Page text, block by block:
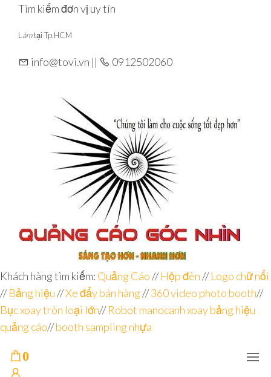
Skip
content
Tìm kiếm đơn vị uy tín
L àmtại Tp.HCM
info@tovi.vn || 0912502060
Đơn vị
chuyên
sâu – 8
năm
kinh
nghiệm
Góc
Nhìn
Agency –
nhà sản
xuất
POSM,
Quầy
Sampling,
Booth
trưng
Khách hàng tìm kiếm: Quảng Cáo//Hộp đèn//Logo chữ nổi
//Bảng hiệu//Xe đẩy bán hàng//360 video photo booth//
Bục xoay tròn loại lớn//Robot manocanh xoay bảng hiệu
quảng cáo//booth sampling nhựa
0